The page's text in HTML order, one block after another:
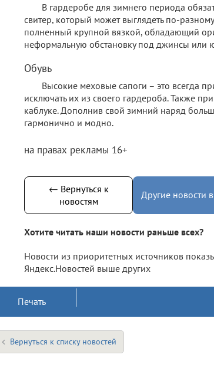
В гардеробе для зимнего периода
свитер, который может выглядеть по-
полненный крупной вязкой, обладающий
неформальную обстановку под джинсы или
Обувь
Высокие меховые сапоги – это всегда
исключать их из своего гардероба. Также
каблуке. Дополнив свой зимний наряд
гармонично и модно.
на правах рекламы 16+
← Вернуться к
новостям
Другие новости в
Хотите читать наши новости раньше всех?
Новости из приоритетных источников
Яндекс.Новостей выше других
Печать
Вернуться к списку новостей